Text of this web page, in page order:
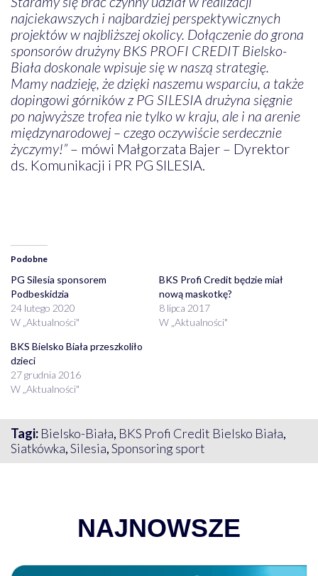
najciekawszych i najbardziej perspektywicznych
projektów w najbliższej okolicy. Dołączenie do grona
sponsorów drużyny BKS PROFI CREDIT Bielsko-
Biała doskonale wpisuje się w naszą strategię.
Mamy nadzieję, że dzięki naszemu wsparciu, a także
dopingowi górników z PG SILESIA drużyna sięgnie
po najwyższe trofea nie tylko w kraju, ale i na arenie
międzynarodowej – czego oczywiście serdecznie
życzymy!”– mówi Małgorzata Bajer – Dyrektor
ds. Komunikacji i PR PG SILESIA.
Podobne
PG Silesia sponsorem
Podbeskidzia
24 lutego 2020
W „Aktualności"
BKS Profi Credit będzie miał
nową maskotkę?
8 lipca 2017
W „Aktualności"
BKS Bielsko Biała przeszkoliło
dzieci
27 grudnia 2016
W „Aktualności"
Tagi: Bielsko-Biała, BKS Profi Credit Bielsko Biała,
Siatkówka,Silesia,Sponsoring sport
NAJNOWSZE